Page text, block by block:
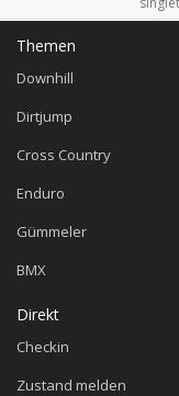
Themen
Downhill
Dirtjump
Cross Country
Enduro
Gümmeler
BMX
Direkt
Checkin
Zustand melden